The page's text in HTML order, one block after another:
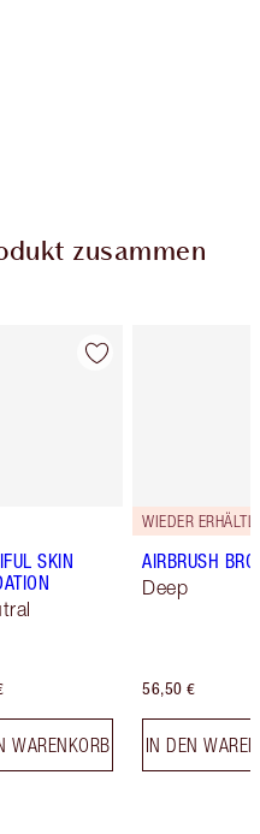
zusammen
SKIN
WARENKORB
WIEDER
AIRBRUSH
Deep
56,50 €
IN DEN